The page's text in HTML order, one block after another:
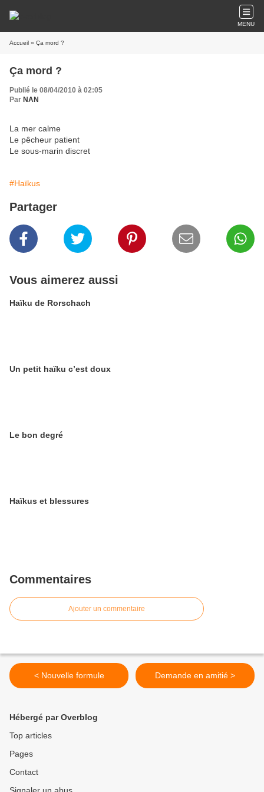
MENU
Accueil » Ça mord ?
Ça mord ?
Publié le 08/04/2010 à 02:05
Par NAN
La mer calme
Le pêcheur patient
Le sous-marin discret
#Haïkus
Partager
Vous aimerez aussi
Haïku de Rorschach
Un petit haïku c’est doux
Le bon degré
Haïkus et blessures
Commentaires
Ajouter un commentaire
< Nouvelle formule Demande en amitié >
Hébergé par Overblog
Top articles
Pages
Contact